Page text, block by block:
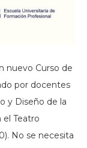
nuevo Curso de
por docentes
y Diseño de la
el Teatro
No se necesita